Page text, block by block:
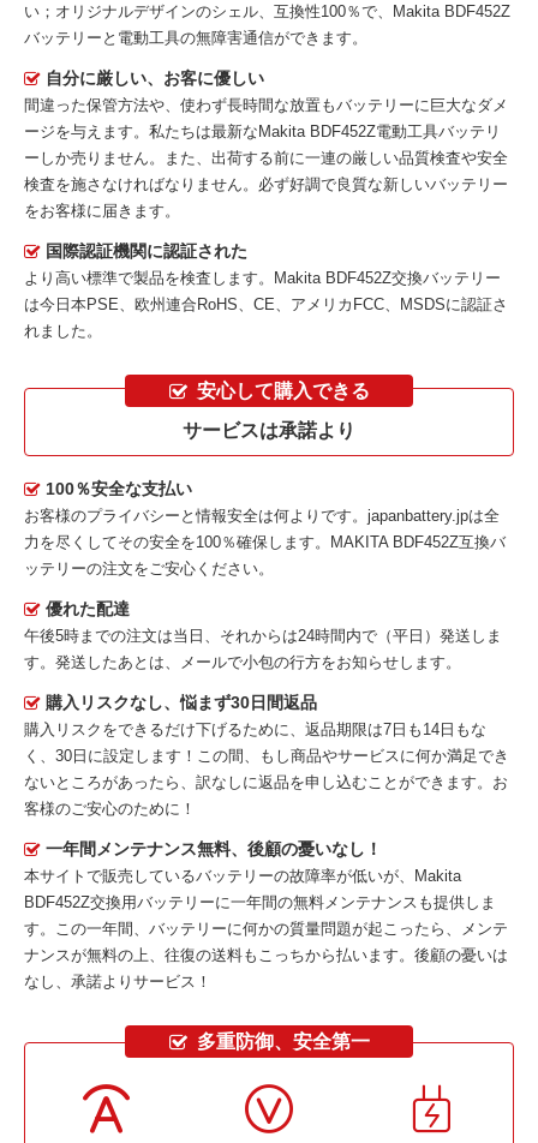
い；オリジナルデザインのシェル、互換性100％で、Makita BDF452Z
バッテリーと電動工具の無障害通信ができます。
自分に厳しい、お客に優しい
間違った保管方法や、使わず長時間な放置もバッテリーに巨大なダメ
ージを与えます。私たちは最新な Makita BDF452Z電動工具バッテリ
ー しか売りません。また、出荷する前に一連の厳しい品質検査や安全
検査を施さなければなりません。必ず好調で良質な新しいバッテリー
をお客様に届きます。
国際認証機関に認証された
より高い標準で製品を検査します。Makita BDF452Z交換バッテリー
は今日本PSE、欧州連合RoHS、CE、アメリカFCC、MSDSに認証さ
れました。
安心して購入できる
サービスは承諾より
100％安全な支払い
お客様のプライバシーと情報安全は何よりです。japanbattery.jpは全
力を尽くしてその安全を100％確保します。
MAKITA BDF452Z互換バ
ッテリーの注文をご安心ください。
優れた配達
午後5時までの注文は当日、それからは24時間内で（平日）発送しま
す。発送したあとは、メールで小包の行方をお知らせします。
購入リスクなし、悩まず30日間返品
購入リスクをできるだけ下げるために、返品期限は7日も14日もな
く、30日に設定します！この間、もし商品やサービスに何か満足でき
ないところがあったら、訳なしに返品を申し込むことができます。お
客様のご安心のために！
一年間メンテナンス無料、後顧の憂いなし！
本サイトで販売しているバッテリーの故障率が低いが、
Makita
BDF452Z交換用バッテリーに一年間の無料メンテナンスも提供しま
す。この一年間、バッテリーに何かの質量問題が起こったら、メンテ
ナンスが無料の上、往復の送料もこっちから払います。後顧の憂いは
なし、承諾よりサービス！
多重防御、安全第一